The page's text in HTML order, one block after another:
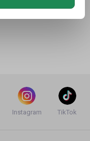
Instagram TikTok